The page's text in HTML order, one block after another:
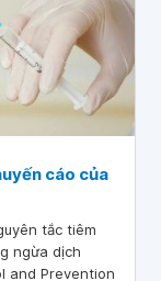
cáo của
tắc tiêm
ngừa dịch
and Prevention